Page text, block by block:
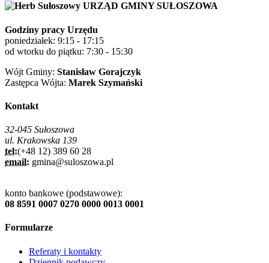
URZĄD GMINY SUŁOSZOWA
Godziny pracy Urzędu
poniedziałek: 9:15 - 17:15
od wtorku do piątku: 7:30 - 15:30
Wójt Gminy: Stanisław Gorajczyk
Zastępca Wójta: Marek Szymański
Kontakt
32-045 Sułoszowa
ul. Krakowska 139
tel:(+48 12) 389 60 28
email: gmina@suloszowa.pl
konto bankowe (podstawowe):
08 8591 0007 0270 0000 0013 0001
Formularze
Referaty i kontakty